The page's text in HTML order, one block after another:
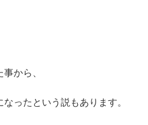
から、
ったという説もあります。